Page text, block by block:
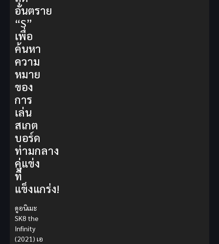
อันตราย
“S”
เพื่อ
ค้นหา
ความ
หมาย
ของ
การ
เล่น
สเกต
บอร์ด
ท่ามกลาง
คู่แข่ง
ที่
แข็งแกร่ง!
ดูอนิเมะ
SK8 the
Infinity
(2021) เอ